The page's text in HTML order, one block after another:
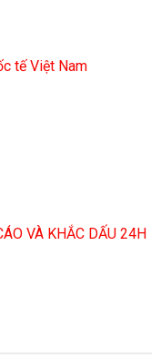
tế Việt Nam
VÀ KHẮC DẤU 24H